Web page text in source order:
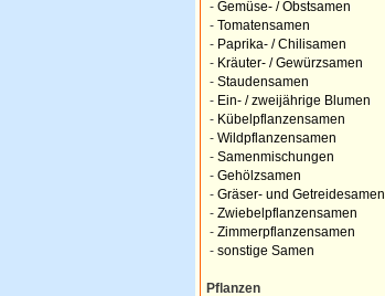
- Gemüse- / Obstsamen
- Tomatensamen
- Paprika- / Chilisamen
- Kräuter- / Gewürzsamen
- Staudensamen
- Ein- / zweijährige Blumen
- Kübelpflanzensamen
- Wildpflanzensamen
- Samenmischungen
- Gehölzsamen
- Gräser- und Getreidesamen
- Zwiebelpflanzensamen
- Zimmerpflanzensamen
- sonstige Samen
Pflanzen